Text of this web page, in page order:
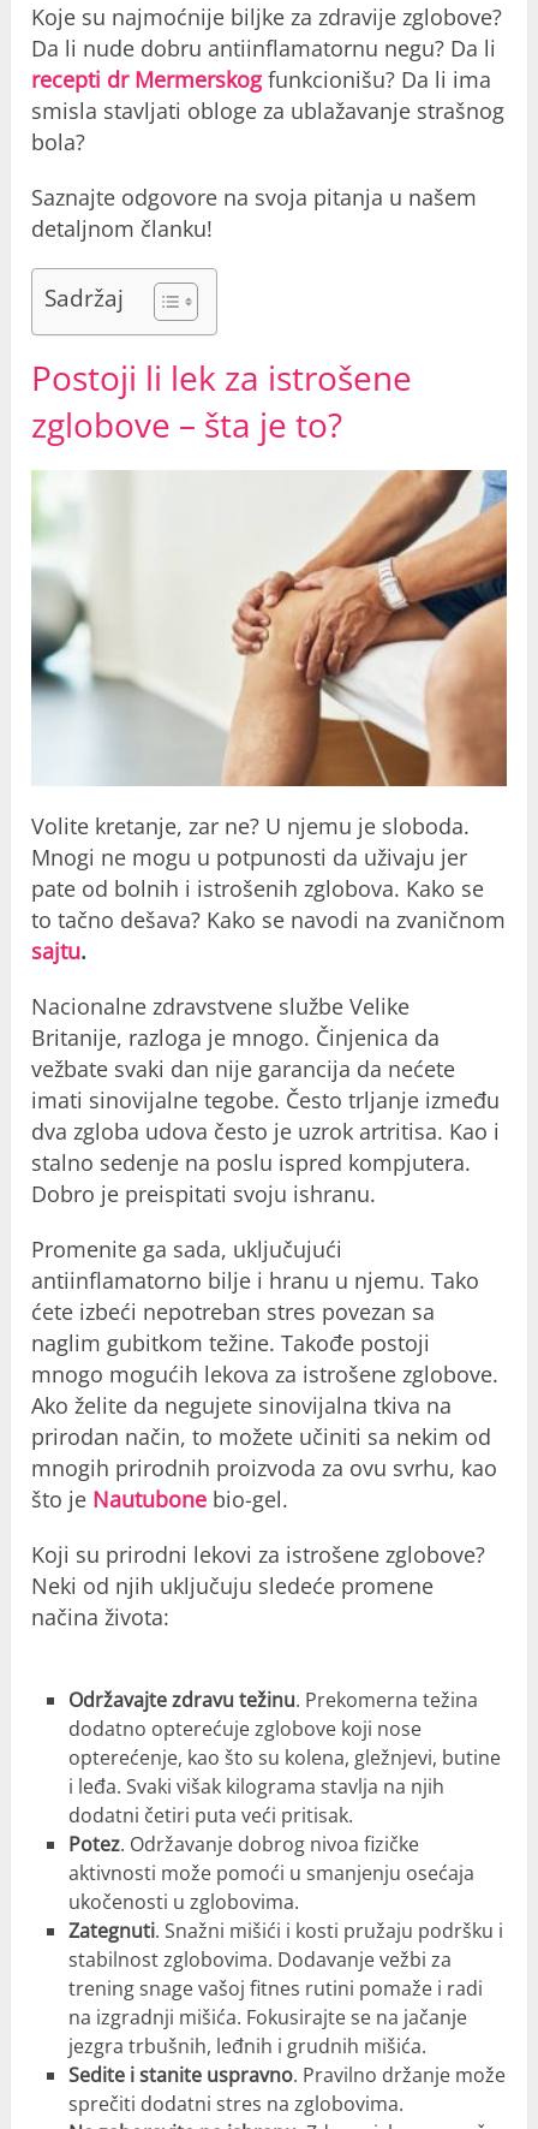
Koje su najmoćnije biljke za zdravije zglobove?
Da li nude dobru antiinflamatornu negu? Da li
recepti dr Mermerskogfunkcionišu? Da li ima
smisla stavljati obloge za ublažavanje strašnog
bola?
Saznajte odgovore na svoja pitanja u našem
detaljnom članku!
Sadržaj
Postoji li lek za istrošene
zglobove – šta je to?
Volite kretanje, zar ne? U njemu je sloboda.
Mnogi ne mogu u potpunosti da uživaju jer
pate od bolnih i istrošenih zglobova. Kako se
to tačno dešava? Kako se navodi na zvaničnom
saјtu.
Nacionalne zdravstvene službe Velike
Britanije, razloga je mnogo. Činjenica da
vežbate svaki dan nije garancija da nećete
imati sinovijalne tegobe. Često trljanje između
dva zgloba udova često je uzrok artritisa. Kao i
stalno sedenje na poslu ispred kompjutera.
Dobro je preispitati svoju ishranu.
Promenite ga sada, uključujući
antiinflamatorno bilje i hranu u njemu. Tako
ćete izbeći nepotreban stres povezan sa
naglim gubitkom težine. Takođe postoji
mnogo mogućih lekova za istrošene zglobove.
Ako želite da negujete sinovijalna tkiva na
prirodan način, to možete učiniti sa nekim od
mnogih prirodnih proizvoda za ovu svrhu, kao
što je Nautubone bio-gel.
Koji su prirodni lekovi za istrošene zglobove?
Neki od njih uključuju sledeće promene
načina života:
Održavajte zdravu težinu. Prekomerna težina
dodatno opterećuje zglobove koji nose
opterećenje, kao što su kolena, gležnjevi, butine
i leđa. Svaki višak kilograma stavlja na njih
dodatni četiri puta veći pritisak.
Potez. Održavanje dobrog nivoa fizičke
aktivnosti može pomoći u smanjenju osećaja
ukočenosti u zglobovima.
Zategnuti. Snažni mišići i kosti pružaju podršku i
stabilnost zglobovima. Dodavanje vežbi za
trening snage vašoj fitnes rutini pomaže i radi
na izgradnji mišića. Fokusirajte se na jačanje
jezgra trbušnih, leđnih i grudnih mišića.
Sedite i stanite uspravno. Pravilno držanje može
sprečiti dodatni stres na zglobovima.